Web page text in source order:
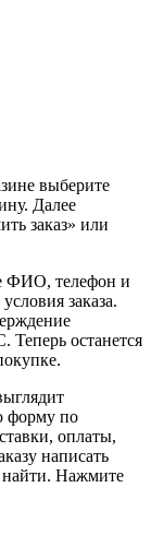
выберите
Далее
заказ» или
ФИО, телефон и
заказа.
Теперь останется
форму по
оплаты,
написать
найти. Нажмите